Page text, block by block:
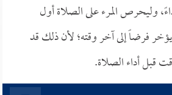
وليحرص المرء على الصلاة أول
فرضاً إلى آخر وقته؛ لأن ذلك قد
قبل أداء الصلاة.